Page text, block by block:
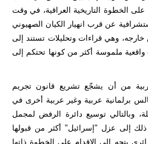
على الخطوة التاريخية العراقية، في وقت
عن قرب انهيار الكيان الصهيوني
وهي قراءات وتحليلات تستند إلى
ملموسة أكثر من كونها تحتكم إلى
من أن يشجّع تشريع قانون تجريم
برلمانية عربية وغير عربية أخرى في
وبالتالي توسيع دائرة الرفض لمجمل
إلى عزل "إسرائيل" أكثر من قبولها
يتجه الى الإقدام على الخطوة ذاتها